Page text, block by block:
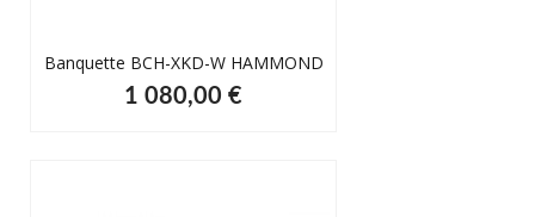
Banquette BCH-XKD-W HAMMOND
1 080,00 €